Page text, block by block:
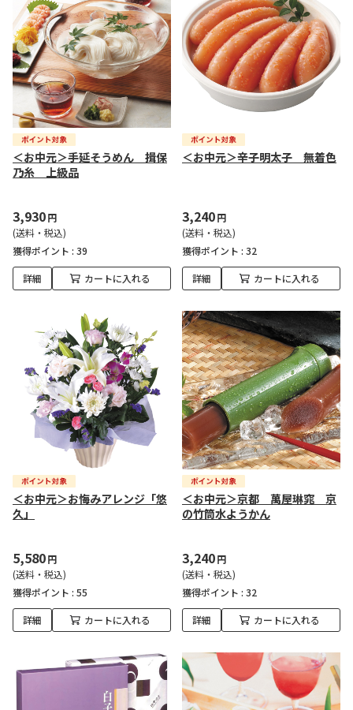
＜お中元＞手延そうめん 揖保
乃糸 上級品
3,930円
(送料・税込)
獲得ポイント : 39
詳細 カートに入れる
＜お中元＞辛子明太子 無着色
3,240円
(送料・税込)
獲得ポイント : 32
詳細 カートに入れる
＜お中元＞お悔みアレンジ「悠
久」
5,580円
(送料・税込)
獲得ポイント : 55
詳細 カートに入れる
＜お中元＞京都 萬屋琳窕 京
の竹筒水ようかん
3,240円
(送料・税込)
獲得ポイント : 32
詳細 カートに入れる